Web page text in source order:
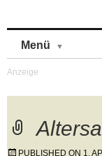
Menü
PUBLISHED ON 1.